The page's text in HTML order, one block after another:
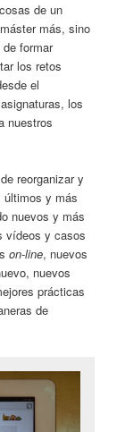
de un
más, sino
formar
los retos
el
los
nuestros
reorganizar y
últimos y más
nuevos y más
vídeos y casos
on-line, nuevos
nuevos
prácticas
de